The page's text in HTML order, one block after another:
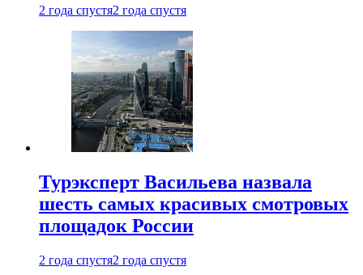
2 года спустя2 года спустя
Турэксперт Васильева назвала
шесть самых красивых смотровых
площадок России
2 года спустя2 года спустя